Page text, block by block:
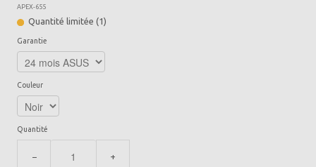
APEX-655
Quantité limitée (1)
Garantie
Couleur
Quantité
− +